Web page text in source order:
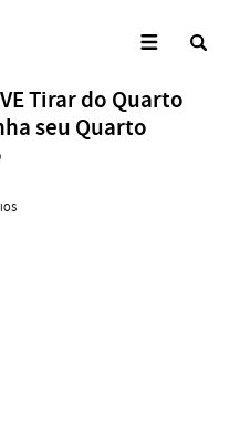
Tirar do Quarto
seu Quarto